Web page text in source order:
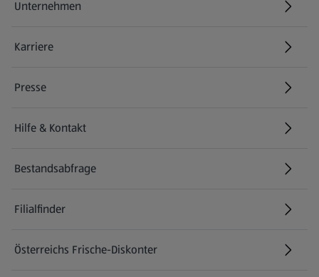
Unternehmen
Karriere
(öffnet in einem neuen Tab)
Presse
Hilfe & Kontakt
(öffnet in einem neuen Tab)
Bestandsabfrage
(öffnet in einem neuen Tab)
Filialfinder
Österreichs Frische-Diskonter